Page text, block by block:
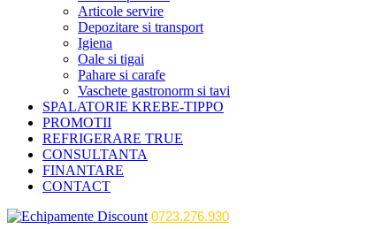
Articole servire
Depozitare si transport
Igiena
Oale si tigai
Pahare si carafe
Vaschete gastronorm si tavi
SPALATORIE KREBE-TIPPO
PROMOTII
REFRIGERARE TRUE
CONSULTANTA
FINANTARE
CONTACT
0723.276.930